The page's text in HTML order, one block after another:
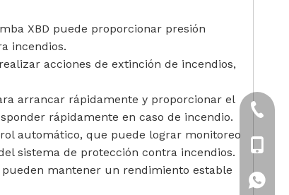
XBD puede proporcionar presión
incendios.
acciones de extinción de incendios,
arrancar rápidamente y proporcionar el
rápidamente en caso de incendio.
automático, que puede lograr monitoreo
sistema de protección contra incendios.
mantener un rendimiento estable
+86-
+86-